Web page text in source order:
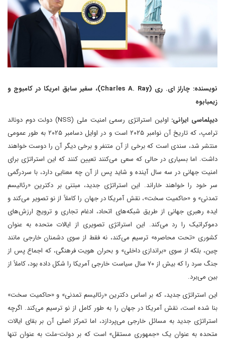
نویسنده: چارلز ای. ری (Charles A. Ray)، سفیر سابق امریکا در کامبوج و
زیمبابوه
دیپلماسی ایرانی:
اولین استراتژی رسمی امنیت ملی (NSS) دولت دوم دونالد
ترامپ، که تاریخ آن نوامبر ۲۰۲۵ است و در اوایل دسامبر ۲۰۲۵ به طور عمومی
منتشر شد، سندی است که برخی از آن متنفر و برخی دیگر آن را دوست خواهند
داشت. اما بسیاری در حالی که سعی می‌کنند تعیین کنند که این استراتژی برای
امنیت جهانی در سه سال آینده و شاید پس از آن چه معنایی دارد، با سردرگمی
سر خود را خواهند خاراند. این استراتژی جدید، مبتنی بر دکترین «رئالیسم
تمدنی» و «حاکمیت سخت»، نقش آمریکا در جهان را کاملاً از نو تصویر می‌کند و
ایده رهبری جهانی از طریق شبکه‌های اتحاد، ادغام تجاری و ترویج ارزش‌های
دموکراتیک را رد می‌کند. این استراتژی تصویری از ایالات متحده به عنوان
کشوری «تحت محاصره» ترسیم می‌کند، نه فقط از سوی دشمنان خارجی مانند
چین، بلکه از سوی «براندازی داخلی» و بحران هویت فرهنگی، که اجماع پس از
جنگ سرد را که بیش از ۷۰ سال سیاست خارجی آمریکا را شکل داده بود، کاملاً از
بین می‌برد.
این استراتژی جدید، که بر اساس دکترین «رئالیسم تمدنی» و «حاکمیت سخت»
بنا شده است، نقش آمریکا در جهان را به طور کامل از نو ترسیم می‌کند. اگرچه
استراتژی جدید به مسائل خارجی می‌پردازد، اما تمرکز اصلی آن بر بقای ایالات
متحده به عنوان یک «جمهوری مستقل» است که بر دولت-ملت به عنوان تنها